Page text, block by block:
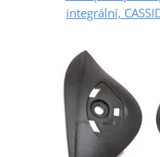
integrální,